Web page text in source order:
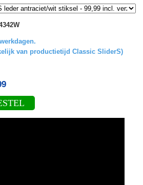
van productietijd Classic SliderS)